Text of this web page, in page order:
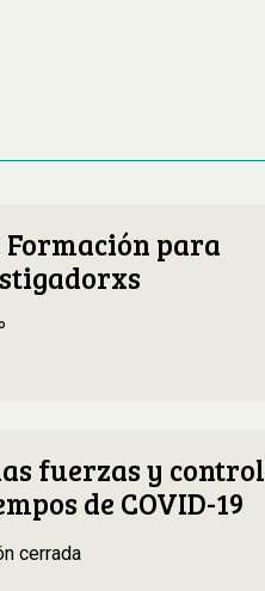
para
fuerzas y control
de COVID-19
cerrada